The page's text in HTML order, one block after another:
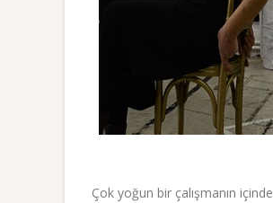
Çok yoğun bir çalışmanın